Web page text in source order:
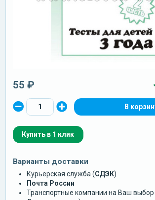
55 ₽
Купить в 1 клик
Варианты доставки
Курьерская служба (СДЭК)
Почта России
Транспортные компании на Ваш